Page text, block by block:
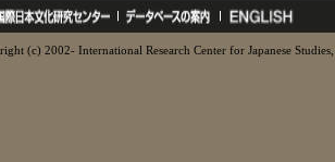
(c) 2002- International Research Center for Japanese